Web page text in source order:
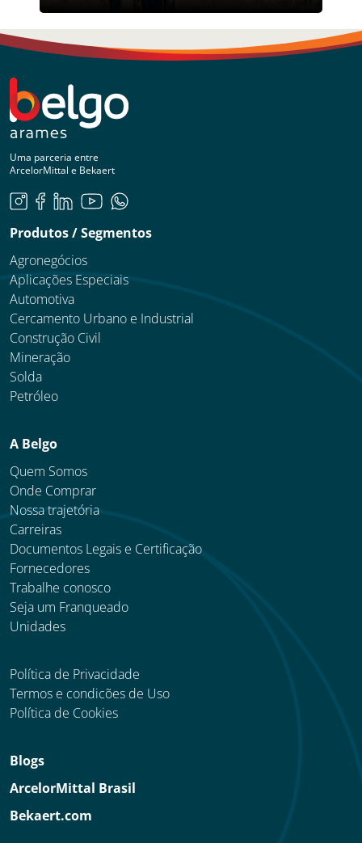
Uma parceria entre
ArcelorMittal e Bekaert
Produtos / Segmentos
Agronegócios
Aplicações Especiais
Automotiva
Cercamento Urbano e Industrial
Construção Civil
Mineração
Solda
Petróleo
A Belgo
Quem Somos
Onde Comprar
Nossa trajetória
Carreiras
Documentos Legais e Certificação
Fornecedores
Trabalhe conosco
Seja um Franqueado
Unidades
Política de Privacidade
Termos e condicões de Uso
Política de Cookies
Blogs
ArcelorMittal Brasil
Bekaert.com